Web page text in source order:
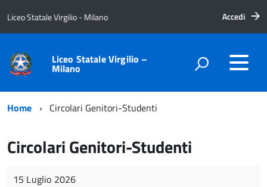
Liceo Statale Virgilio - Milano Accedi
Liceo Statale Virgilio –
Milano
Home Circolari Genitori-Studenti
Circolari Genitori-Studenti
15 Luglio 2026